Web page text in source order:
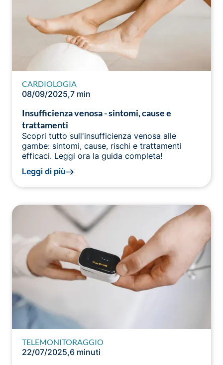
CARDIOLOGIA
08/09/2025,7 min
Insufficienza venosa - sintomi, cause e
trattamenti
Scopri tutto sull'insufficienza venosa alle
gambe: sintomi, cause, rischi e trattamenti
efficaci. Leggi ora la guida completa!
Leggi di più
TELEMONITORAGGIO
22/07/2025,6 minuti